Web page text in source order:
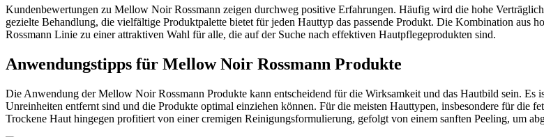
Kundenbewertungen zu Mellow Noir Rossmann zeigen durchweg positive Erfahrungen. Häufig wird die hohe
gezielte Behandlung, die vielfältige Produktpalette bietet für jeden Hauttyp das passende Produkt. Die Kombination
Rossmann Linie zu einer attraktiven Wahl für alle, die auf der Suche nach effektiven Hautpflegeprodukten sind.
Anwendungstipps für Mellow Noir Rossmann Produkte
Die Anwendung der Mellow Noir Rossmann Produkte kann entscheidend für die Wirksamkeit und das Hautbild sein. Es
Unreinheiten entfernt sind und die Produkte optimal einziehen können. Für die meisten Hauttypen, insbesondere für die
Trockene Haut hingegen profitiert von einer cremigen Reinigungsformulierung, gefolgt von einem sanften Peeling, um